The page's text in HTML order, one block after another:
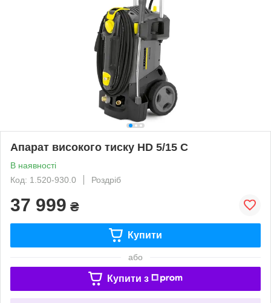
Апарат високого тиску HD 5/15 C
В наявності
Код: 1.520-930.0
Роздріб
37 999 ₴
Купити
або
Купити з